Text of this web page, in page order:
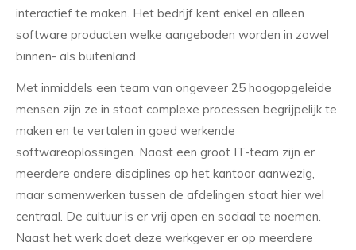
interactief te maken. Het bedrijf kent enkel en alleen
software producten welke aangeboden worden in zowel
binnen- als buitenland.
Met inmiddels een team van ongeveer 25 hoogopgeleide
mensen zijn ze in staat complexe processen begrijpelijk te
maken en te vertalen in goed werkende
softwareoplossingen. Naast een groot IT-team zijn er
meerdere andere disciplines op het kantoor aanwezig,
maar samenwerken tussen de afdelingen staat hier wel
centraal. De cultuur is er vrij open en sociaal te noemen.
Naast het werk doet deze werkgever er op meerdere